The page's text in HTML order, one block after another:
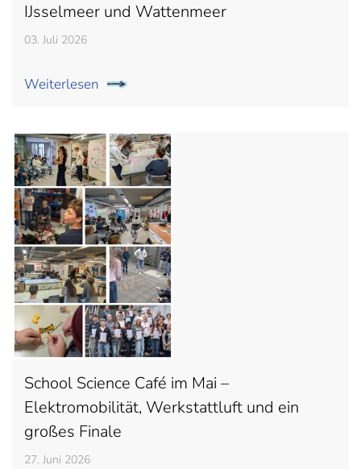
IJsselmeer und Wattenmeer
03. Juli 2026
Weiterlesen
School Science Café im Mai –
Elektromobilität, Werkstattluft und ein
großes Finale
27. Juni 2026